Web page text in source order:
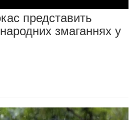
представить
змаганнях у